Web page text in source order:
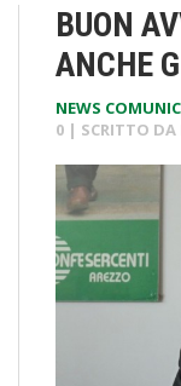
BUON
ANCHE
NEWS
0 | SCRITTO DA